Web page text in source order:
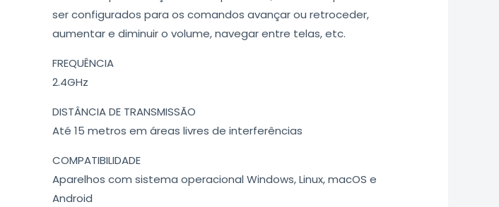
ser configurados para os comandos avançar ou retroceder,
aumentar e diminuir o volume, navegar entre telas, etc.
FREQUÊNCIA
2.4GHz
DISTÂNCIA DE TRANSMISSÃO
Até 15 metros em áreas livres de interferências
COMPATIBILIDADE
Aparelhos com sistema operacional Windows, Linux, macOS e
Android